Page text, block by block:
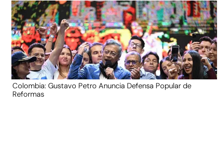
Colombia: Gustavo Petro Anuncia Defensa Popular de
Reformas